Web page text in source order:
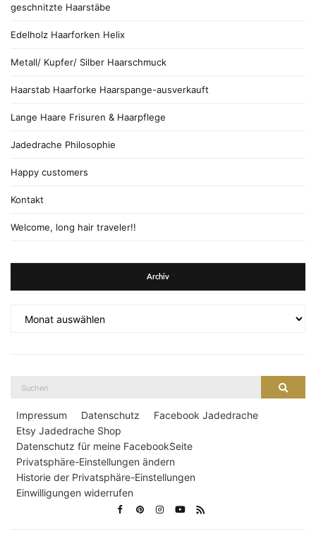
geschnitzte Haarstäbe
Edelholz Haarforken Helix
Metall/ Kupfer/ Silber Haarschmuck
Haarstab Haarforke Haarspange-ausverkauft
Lange Haare Frisuren & Haarpflege
Jadedrache Philosophie
Happy customers
Kontakt
Welcome, long hair traveler!!
Archiv
Impressum Datenschutz
Facebook Jadedrache
Etsy Jadedrache Shop
Datenschutz für meine FacebookSeite
Privatsphäre-Einstellungen ändern
Historie der Privatsphäre-Einstellungen
Einwilligungen widerrufen